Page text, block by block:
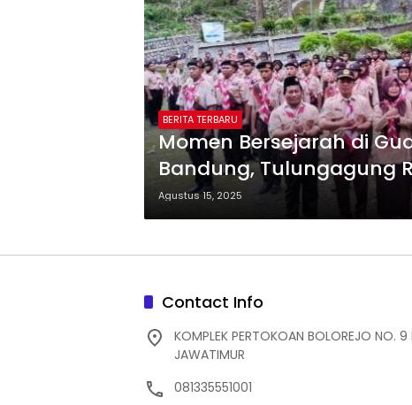
BERITA TERBARU
Momen Bersejarah di
Bandung, Tulungagung
Garuda
Agustus 15, 2025
Contact Info
KOMPLEK PERTOKOAN BOLOREJO NO.
JAWATIMUR
081335551001